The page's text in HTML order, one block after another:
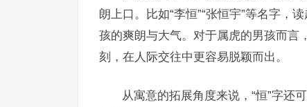
朗上口。比如“李恒”“张恒宇”等名字，
孩的爽朗与大气。对于属虎的男孩而言
刻，在人际交往中更容易脱颖而出。
从寓意的拓展角度来说，“恒”字还